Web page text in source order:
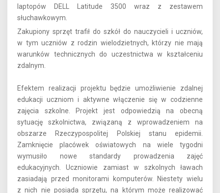
laptopów DELL Latitude 3500 wraz z zestawem
słuchawkowym.
Zakupiony sprzęt trafił do szkół do nauczycieli i uczniów,
w tym uczniów z rodzin wielodzietnych, którzy nie mają
warunków technicznych do uczestnictwa w kształceniu
zdalnym.
Efektem realizacji projektu będzie umożliwienie zdalnej
edukacji uczniom i aktywne włączenie się w codzienne
zajęcia szkolne. Projekt jest odpowiedzią na obecną
sytuację szkolnictwa, związaną z wprowadzeniem na
obszarze Rzeczypospolitej Polskiej stanu epidemii.
Zamknięcie placówek oświatowych na wiele tygodni
wymusiło nowe standardy prowadzenia zajęć
edukacyjnych. Uczniowie zamiast w szkolnych ławach
zasiadają przed monitorami komputerów. Niestety wielu
z nich nie posiada sprzętu, na którym może realizować